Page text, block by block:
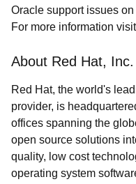
Oracle support issues
For more information visit
About Red Hat, Inc.
Red Hat, the world's
provider, is
offices spanning the
open source solutions
quality, low cost
operating system